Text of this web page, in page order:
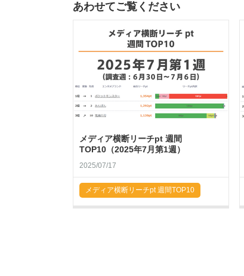
あわせてご覧ください
メディア横断リーチpt 週間
TOP10（2025年7月第1週）
2025/07/17
メディア横断リーチpt 週間TOP10